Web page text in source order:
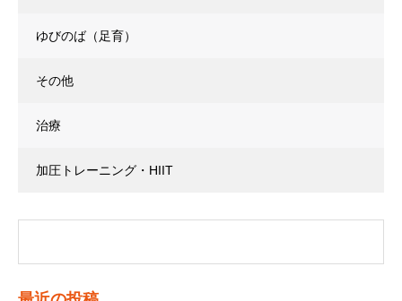
ゆびのば（足育）
その他
治療
加圧トレーニング・HIIT